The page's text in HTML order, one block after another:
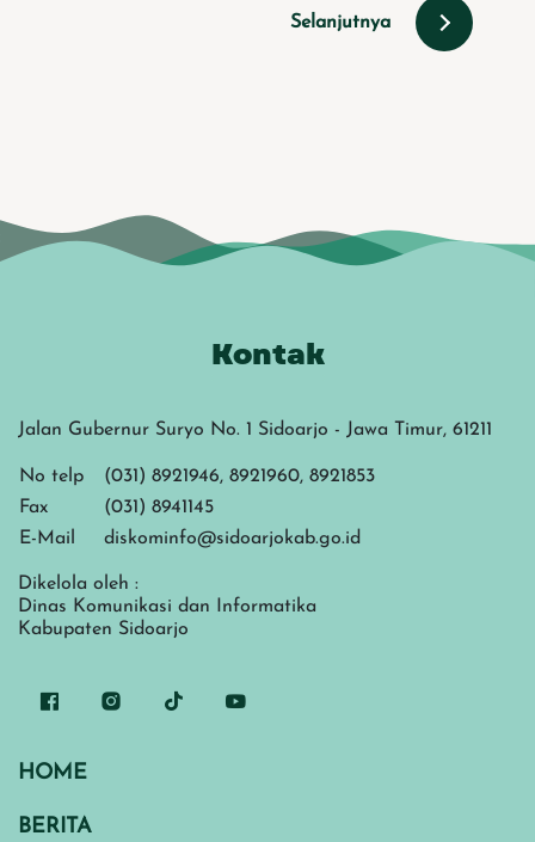
Selanjutnya
Kontak
Jalan Gubernur Suryo No. 1 Sidoarjo - Jawa Timur, 61211
No telp
(031) 8921946, 8921960, 8921853
Fax
(031) 8941145
E-Mail
diskominfo@sidoarjokab.go.id
Dikelola oleh :
Dinas Komunikasi dan Informatika
Kabupaten Sidoarjo
HOME
BERITA